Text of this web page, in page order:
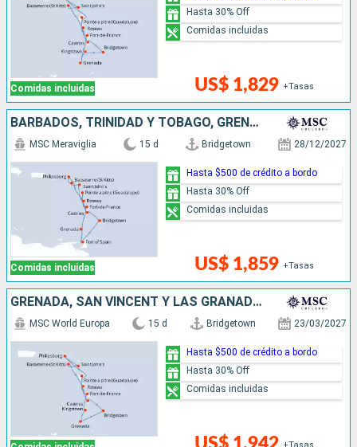
Comidas incluidas US$ 1,829 +Tasas
Hasta 30% Off
Comidas incluidas
BARBADOS, TRINIDAD Y TOBAGO, GRENADA, DOMINICA, SAN MARTÍN, ANTIGUA Y BARBUDA, SANTA LUCIA
Comidas incluidas
MSC Meraviglia 15 d Bridgetown 28/12/2027
US$ 1,859 +Tasas
Hasta $500 de crédito a bordo
Hasta 30% Off
Comidas incluidas
GRENADA, SAN VINCENT Y LAS GRANADINAS, SAN MARTÍN, ANTIGUA Y BARBUDA, DOMINICA, SANTA LUCIA, BARBADOS
MSC World Europa 15 d Bridgetown 23/03/2027
Hasta $500 de crédito a bordo
Hasta 30% Off
Comidas incluidas